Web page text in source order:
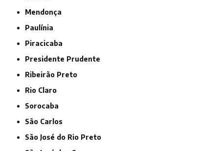
Mendonça
Paulínia
Piracicaba
Presidente Prudente
Ribeirão Preto
Rio Claro
Sorocaba
São Carlos
São José do Rio Preto